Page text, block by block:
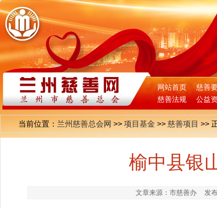
网站首页
慈善
慈善法规
公益
当前位置： 兰州慈善总会网 >> 项目基金 >> 慈善项目 >>
榆中县银
文章来源：市慈善办 发